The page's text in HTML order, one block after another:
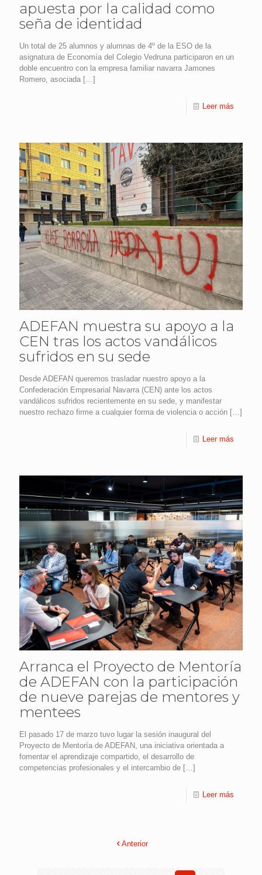
apuesta por la calidad como
seña de identidad
Un total de 25 alumnos y alumnas de 4º de la ESO de la
asignatura de Economía del Colegio Vedruna participaron en un
doble encuentro con la empresa familiar navarra Jamones
Romero, asociada […]
Leer más
ADEFAN muestra su apoyo a la
CEN tras los actos vandálicos
sufridos en su sede
Desde ADEFAN queremos trasladar nuestro apoyo a la
Confederación Empresarial Navarra (CEN) ante los actos
vandálicos sufridos recientemente en su sede, y manifestar
nuestro rechazo firme a cualquier forma de violencia o acción […]
Leer más
Arranca el Proyecto de Mentoría
de ADEFAN con la participación
de nueve parejas de mentores y
mentees
El pasado 17 de marzo tuvo lugar la sesión inaugural del
Proyecto de Mentoría de ADEFAN, una iniciativa orientada a
fomentar el aprendizaje compartido, el desarrollo de
competencias profesionales y el intercambio de […]
Leer más
Anterior